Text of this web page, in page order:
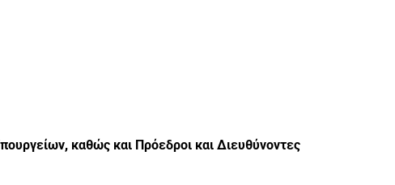
καθώς και Πρόεδροι και Διευθύνοντες